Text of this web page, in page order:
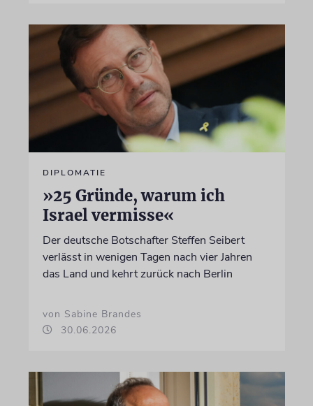
DIPLOMATIE
»25 Gründe, warum ich
Israel vermisse«
Der deutsche Botschafter Steffen Seibert
verlässt in wenigen Tagen nach vier Jahren
das Land und kehrt zurück nach Berlin
von Sabine Brandes
30.06.2026